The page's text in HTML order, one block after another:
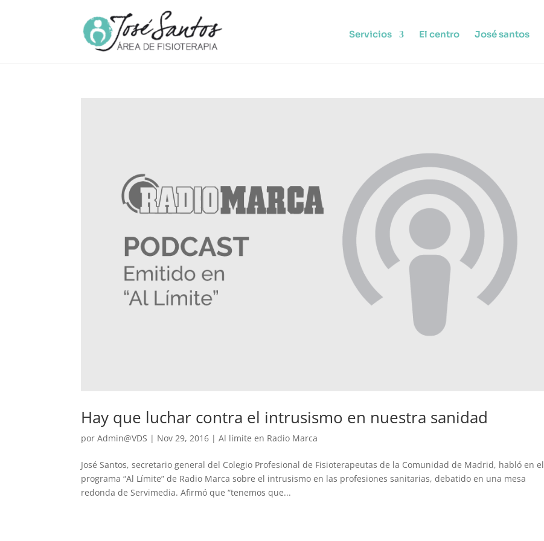
Servicios El centro José santos
Hay que luchar contra el intrusismo en nuestra sanidad
porAdmin@VDS | Nov 29, 2016 |Al límite en Radio Marca
José Santos, secretario general del Colegio Profesional de Fisioterapeutas de la Comunidad de Madrid, habló en el
programa “Al Límite” de Radio Marca sobre el intrusismo en las profesiones sanitarias, debatido en una mesa
redonda de Servimedia. Afirmó que “tenemos que...